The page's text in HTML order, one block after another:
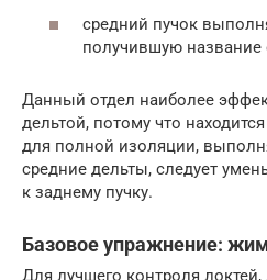
средний пучок
получившую название
Данный отдел наиболее
дельтой, потому что
для полной изоляции,
средние дельты, следует
к заднему пучку.
Базовое упражнение:
Для лучшего контроля